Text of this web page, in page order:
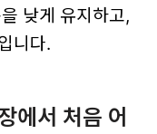
낮게 유지하고,
니다.
에서 처음 어